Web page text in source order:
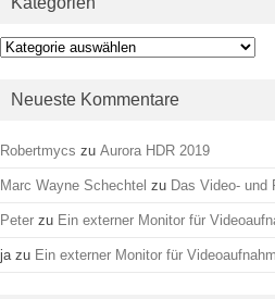
Kategorien
Neueste Kommentare
Robertmycs zu Aurora HDR 2019
Marc Wayne Schechtel zu Das Video-
Peter zu Ein externer Monitor für
ja zu Ein externer Monitor für